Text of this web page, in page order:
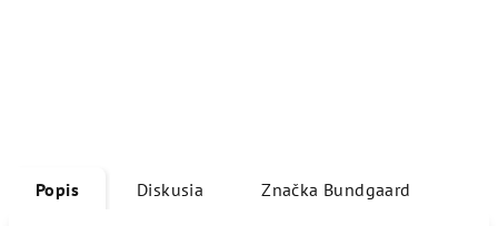
Popis Diskusia Značka Bundgaard